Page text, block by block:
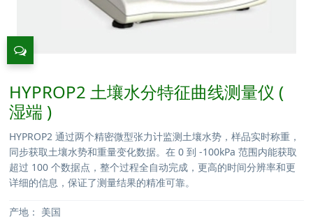
HYPROP2 土壤水分特征曲线测量仪 (
湿端 )
HYPROP2 通过两个精密微型张力计监测土壤水势，样品实时称重，
同步获取土壤水势和重量变化数据。在 0 到 -100kPa 范围内能获取
超过 100 个数据点，整个过程全自动完成，更高的时间分辨率和更
详细的信息，保证了测量结果的精准可靠。
产地： 美国